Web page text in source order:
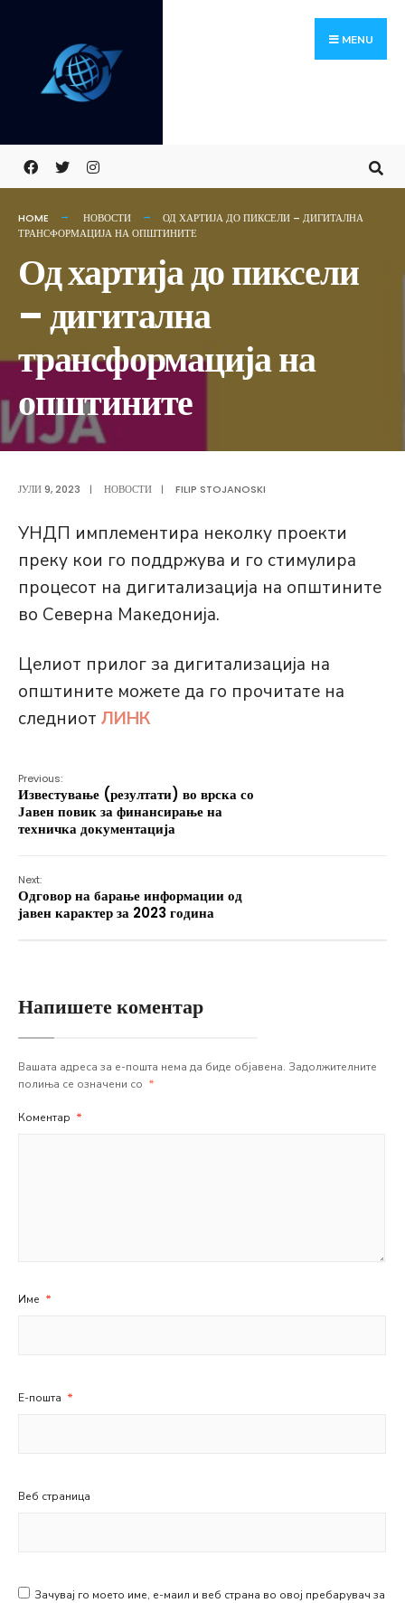
content
MENU
HOME НОВОСТИ
ОД ХАРТИЈА ДО ПИКСЕЛИ – ДИГИТАЛНА
ТРАНСФОРМАЦИЈА НА ОПШТИНИТЕ
Од хартија до пиксели
– дигитална
трансформација на
општините
ЈУЛИ 9, 2023 | НОВОСТИ | FILIP STOJANOSKI
УНДП имплементира неколку проекти
преку кои го поддржува и го стимулира
процесот на дигитализација на општините
во Северна Македонија.
Целиот прилог за дигитализација на
општините можете да го прочитате на
следниот ЛИНК
Previous:
Известување (резултати) во врска со
Јавен повик за финансирање на
техничка документација
Next:
Одговор на барање информации од
јавен карактер за 2023 година
Напишете коментар
Вашата адреса за е-пошта нема да биде објавена. Задолжителните
полиња се означени со *
Коментар *
Име *
Е-пошта *
Веб страница
Зачувај го моето име, е-маил и веб страна во овој пребарувач за